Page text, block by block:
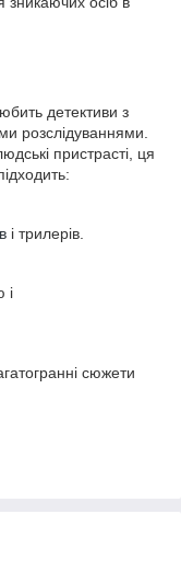
детективи з
розслідуваннями.
пристрасті, ця
і трилерів.
і
сюжети